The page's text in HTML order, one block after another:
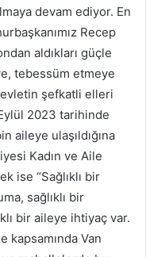
devam ediyor. En
Recep
aldıkları güçle
tebessüm etmeye
şefkatli elleri
2023 tarihinde
aileye ulaşıldığına
Kadın ve Aile
ise “Sağlıklı bir
sağlıklı bir
bir aileye ihtiyaç var.
kapsamında Van